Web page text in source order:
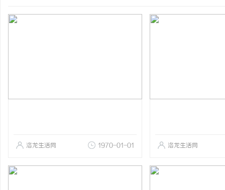
洛龙生活网 1970-01-01 洛龙生活网